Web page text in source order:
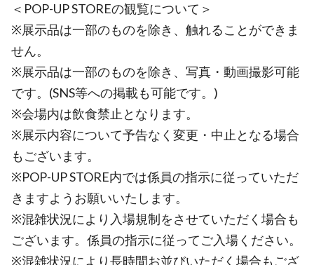
＜POP-UP STOREの観覧について＞
※展示品は一部のものを除き、触れることができま
せん。
※展示品は一部のものを除き、写真・動画撮影可能
です。(SNS等への掲載も可能です。)
※会場内は飲食禁止となります。
※展示内容について予告なく変更・中止となる場合
もございます。
※POP-UP STORE内では係員の指示に従っていただ
きますようお願いいたします。
※混雑状況により入場規制をさせていただく場合も
ございます。係員の指示に従ってご入場ください。
※混雑状況により長時間お並びいただく場合もござ